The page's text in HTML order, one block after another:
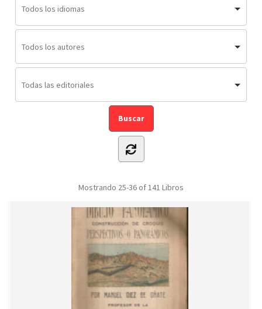
Mostrando 25-36 of 141 Libros